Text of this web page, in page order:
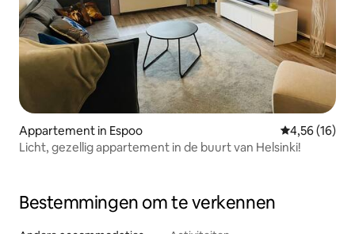
Appartement in Espoo Gemiddelde
4,56 (16)
Licht, gezellig appartement in de buurt van Helsinki!
Bestemmingen om te verkennen